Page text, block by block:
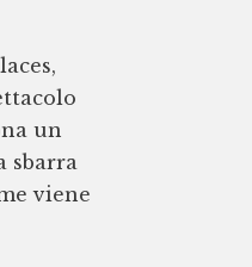
un
sbarra
viene